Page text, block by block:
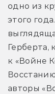
одно из
этого
Герберта,
к «Войне
авторы